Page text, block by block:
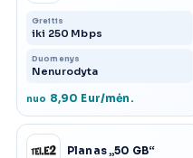
Greitis
iki 250 Mbps
Duomenys
Nenurodyta
nuo 8,90 Eur/mėn.
Planas „50 GB“